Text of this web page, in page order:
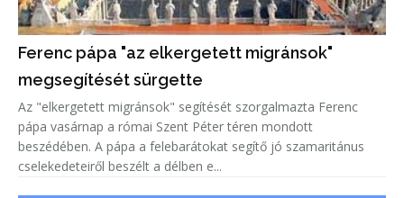
Ferenc pápa "az elkergetett migránsok"
megsegítését sürgette
Az "elkergetett migránsok" segítését szorgalmazta Ferenc
pápa vasárnap a római Szent Péter téren mondott
beszédében. A pápa a felebarátokat segítő jó szamaritánus
cselekedeteiről beszélt a délben e...